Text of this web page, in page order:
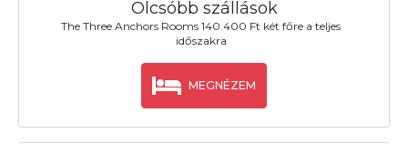
Olcsóbb szállások
The Three Anchors Rooms 140.400 Ft két főre a teljes
időszakra
MEGNÉZEM